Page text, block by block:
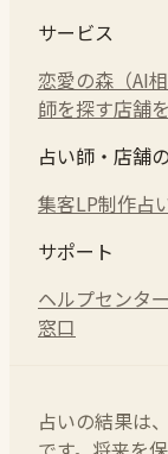
サービス
恋愛の森（AI相
師を探す店舗
占い師・店舗
集客LP制作占
サポート
ヘルプセンター
窓口
占いの結果は